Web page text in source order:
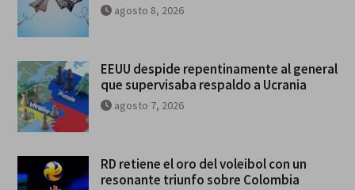
agosto 8, 2026
EEUU despide repentinamente al general
que supervisaba respaldo a Ucrania
agosto 7, 2026
RD retiene el oro del voleibol con un
resonante triunfo sobre Colombia